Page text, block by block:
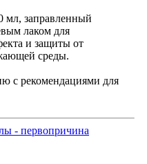
мл, заправленный
лаком для
и защиты от
среды.
с рекомендациями для
- первопричина